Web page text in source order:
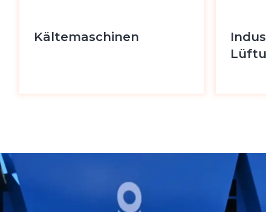
Kältemaschinen